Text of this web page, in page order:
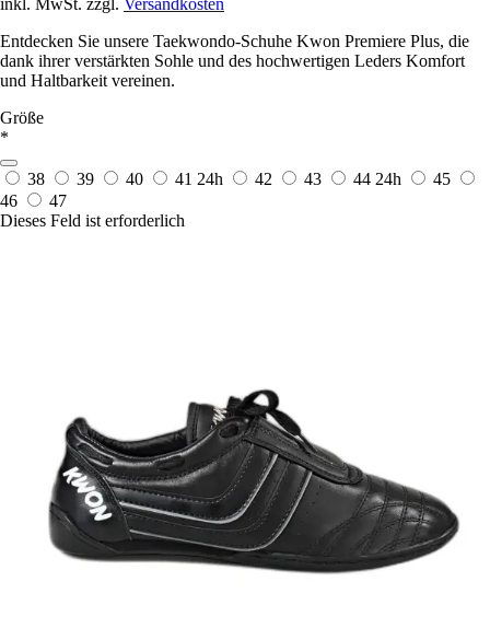
Entdecken Sie unsere Taekwondo-Schuhe Kwon Premiere Plus, die
dank ihrer verstärkten Sohle und des hochwertigen Leders Komfort
und Haltbarkeit vereinen.
Größe
*
38 39 40 41 24h 42 43 44 24h
45
46
47
Dieses Feld ist erforderlich